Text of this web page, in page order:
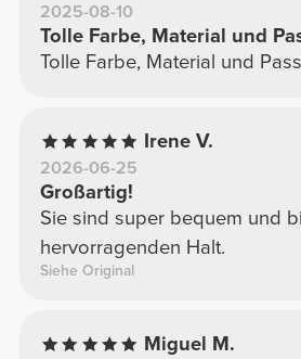
2025-08-10
Tolle Farbe, Material und
Tolle Farbe, Material und
Irene V.
2026-06-25
Großartig!
Sie sind super bequem und
hervorragenden Halt.
Siehe Original
Miguel M.